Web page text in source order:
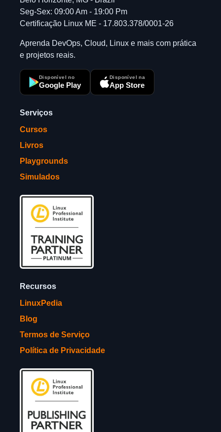
Seg-Sex: 09:00 Am - 19:00 Pm
Certificação Linux ME - 17.803.378/0001-26
Aprenda DevOps, Cloud, Linux e mais com prática
e projetos reais.
Disponível no
Google Play
Disponível na
App Store
Serviços
Cursos
Livros
Playgrounds
Simulados
Recursos
LinuxPedia
Blog
Termos de Serviço
Política de Privacidade